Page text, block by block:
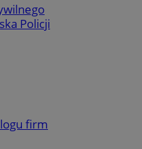
Policji
firm